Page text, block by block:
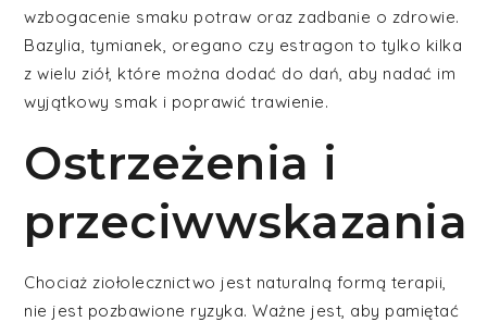
wzbogacenie smaku potraw oraz zadbanie o zdrowie.
Bazylia, tymianek, oregano czy estragon to tylko kilka
z wielu ziół, które można dodać do dań, aby nadać im
wyjątkowy smak i poprawić trawienie.
Ostrzeżenia i
przeciwwskazania
Chociaż ziołolecznictwo jest naturalną formą terapii,
nie jest pozbawione ryzyka. Ważne jest, aby pamiętać